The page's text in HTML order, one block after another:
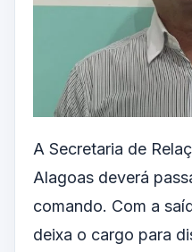
A Secretaria de
Alagoas deverá
comando. Com a
deixa o cargo para